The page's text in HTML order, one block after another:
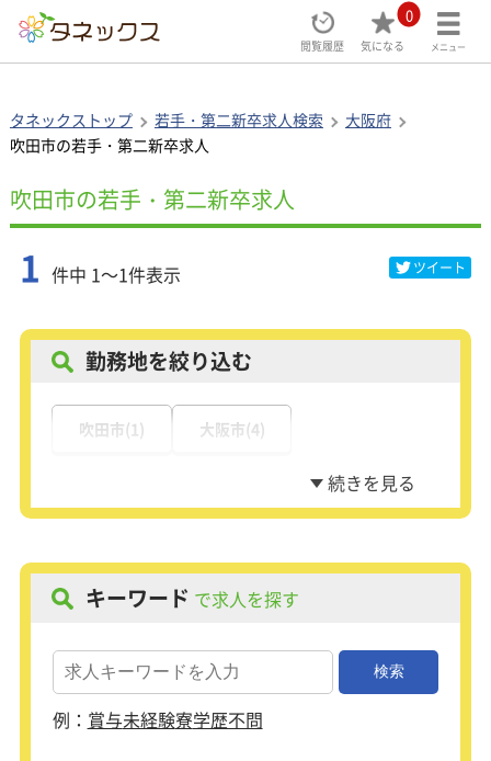
閲覧履歴
0
気になる メニュー
タネックストップ 若手・第二新卒求人検索
大阪府
吹田市の若手・第二新卒求人
吹田市の若手・第二新卒求人
1 件中 1～1件表示 ツイート
勤務地を絞り込む
吹田市(1) 大阪市(4)
キーワード で求人を探す
例： 賞与未経験寮学歴不問